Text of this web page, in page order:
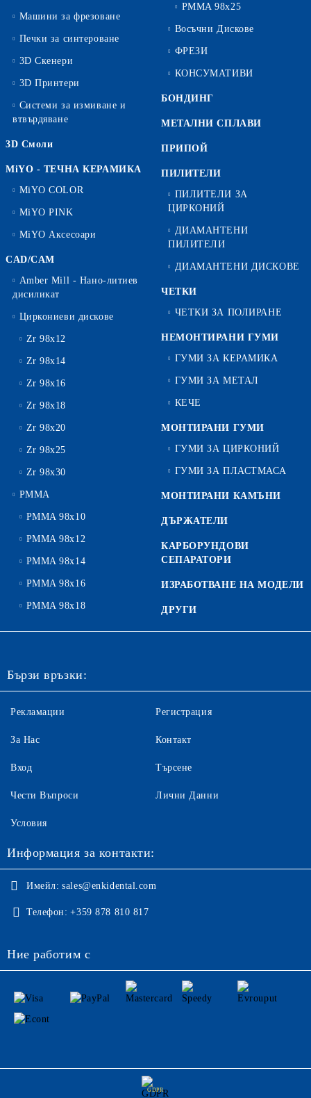
Машини за фрезоване
Печки за синтероване
3D Скенери
3D Принтери
Системи за измиване и
втвърдяване
3D Смоли
MiYO - ТЕЧНА КЕРАМИКА
MiYO COLOR
MiYO PINK
MiYO Аксесоари
CAD/CAM
Amber Mill - Нано-литиев
дисиликат
Циркониеви дискове
Zr 98x12
Zr 98x14
Zr 98x16
Zr 98x18
Zr 98x20
Zr 98x25
Zr 98x30
PMMA
PMMA 98x10
PMMA 98x12
PMMA 98x14
PMMA 98x16
PMMA 98x18
PMMA 98x25
Восъчни Дискове
ФРЕЗИ
КОНСУМАТИВИ
БОНДИНГ
МЕТАЛНИ СПЛАВИ
ПРИПОЙ
ПИЛИТЕЛИ
ПИЛИТЕЛИ ЗА
ЦИРКОНИЙ
ДИАМАНТЕНИ
ПИЛИТЕЛИ
ДИАМАНТЕНИ ДИСКОВЕ
ЧЕТКИ
ЧЕТКИ ЗА ПОЛИРАНЕ
НЕМОНТИРАНИ ГУМИ
ГУМИ ЗА КЕРАМИКА
ГУМИ ЗА МЕТАЛ
КЕЧЕ
МОНТИРАНИ ГУМИ
ГУМИ ЗА ЦИРКОНИЙ
ГУМИ ЗА ПЛАСТМАСА
МОНТИРАНИ КАМЪНИ
ДЪРЖАТЕЛИ
КАРБОРУНДОВИ
СЕПАРАТОРИ
ИЗРАБОТВАНЕ НА МОДЕЛИ
ДРУГИ
Бързи връзки:
Рекламации
За Нас
Вход
Чести Въпроси
Регистрация
Контакт
Търсене
Лични Данни
Условия
Информация за контакти:
Имейл: sales@enkidental.com
Телефон: +359 878 810 817
Ние работим с
GDPR